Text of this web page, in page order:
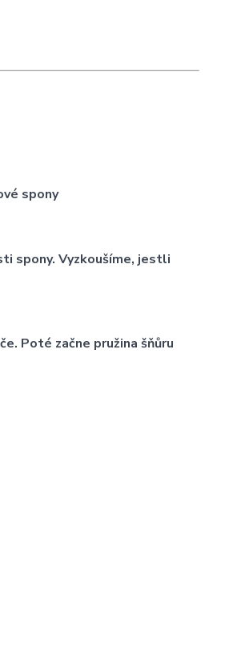
spony
spony. Vyzkoušíme, jestli
Poté začne pružina šňůru